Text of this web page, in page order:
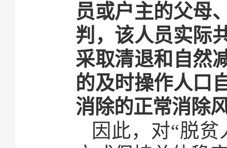
员或户主的父母
判，该人员实际
采取清退和自然
的及时操作人口
消除的正常消除
因此，对“脱